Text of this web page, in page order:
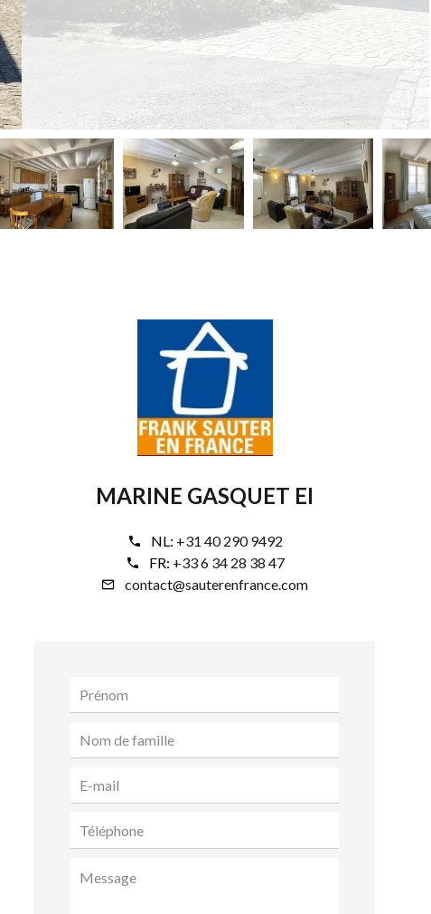
MARINE GASQUET EI
NL: +31 40 290 9492
FR: +33 6 34 28 38 47
contact@sauterenfrance.com